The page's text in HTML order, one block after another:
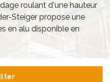
roulant d'une hauteur
Steiger propose une
en alu disponible en